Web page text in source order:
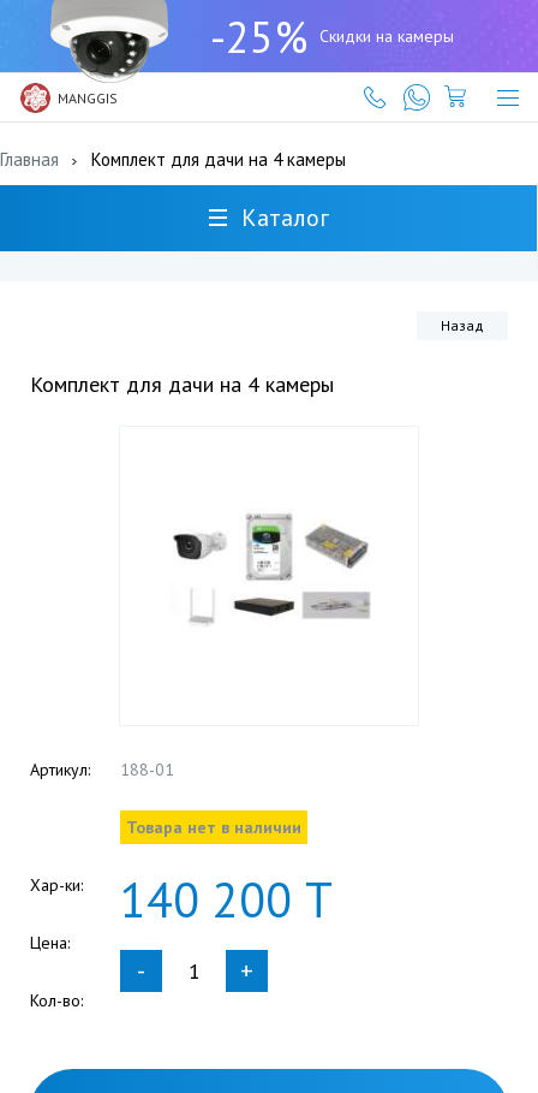
-25% Скидки на камеры
MANGGIS
(727)
317-
61-
61
Главная Комплект для дачи на 4 камеры
Каталог
Назад
Комплект для дачи на 4 камеры
Артикул: 188-01
Товара нет в наличии
Хар-ки:
Цена:
140 200 Т
Кол-во:
- +